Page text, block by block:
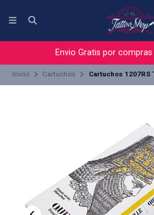
Envio Gratis por
Inicio Cartuchos Cartuchos 1207RS